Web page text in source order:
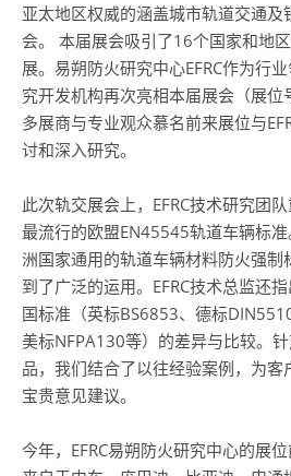
亚太地区权威的涵盖城市轨道交通及
会。 本届展会吸引了16个国家和地
展。易朔防火研究中心EFRC作为行
究开发机构再次亮相本届展会（展位
多展商与专业观众慕名前来展位与
讨和深入研究。
此次轨交展会上，EFRC技术研究团
最流行的欧盟EN45545轨道车辆标
洲国家通用的轨道车辆材料防火强
到了广泛的运用。EFRC技术总监还
国标准（英标BS6853、德标
美标NFPA130等）的差异与比较。
品，我们结合了以往经验案例，为客
宝贵意见建议。
今年，EFRC易朔防火研究中心的展位